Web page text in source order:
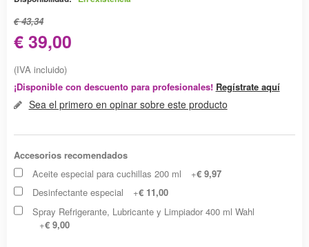
€ 43,34
€ 39,00
(IVA incluido)
¡Disponible con descuento para profesionales! Regístrate aquí
Sea el primero en opinar sobre este producto
Accesorios recomendados
Aceite especial para cuchillas 200 ml
+€ 9,97
Desinfectante especial
+€ 11,00
Spray Refrigerante, Lubricante y Limpiador 400 ml Wahl
+€ 9,00